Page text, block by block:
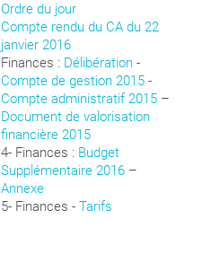
Ordre du jour
Compte rendu du CA du 22
janvier 2016
Finances : Délibération -
Compte de gestion 2015 -
Compte administratif 2015 –
Document de valorisation
financière 2015
4- Finances : Budget
Supplémentaire 2016 –
Annexe
5- Finances -Tarifs